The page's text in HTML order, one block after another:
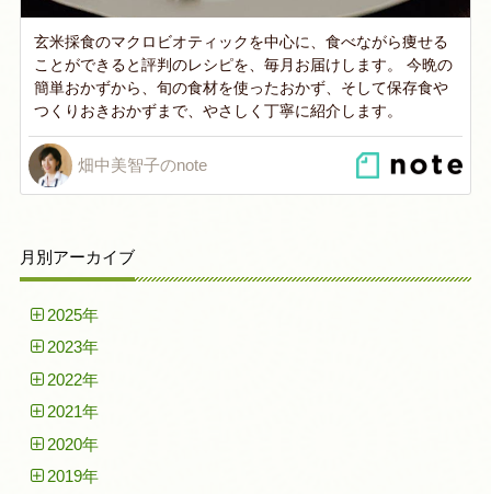
玄米採食のマクロビオティックを中心に、食べながら痩せる
ことができると評判のレシピを、毎月お届けします。 今晩の
簡単おかずから、旬の食材を使ったおかず、そして保存食や
つくりおきおかずまで、やさしく丁寧に紹介します。
畑中美智子のnote
月別アーカイブ
2025年
2023年
2022年
2021年
2020年
2019年